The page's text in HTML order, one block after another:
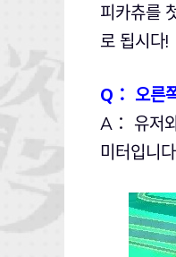
피카츄를
로 됩시다!
Q： 오른
A： 유저
미터입니